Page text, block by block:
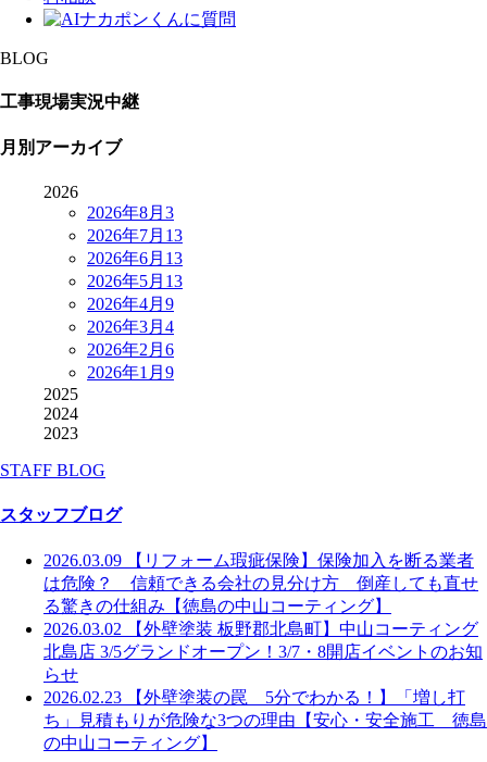
BLOG
工事現場実況中継
月別アーカイブ
2026
2026年8月 3
2026年7月 13
2026年6月 13
2026年5月 13
2026年4月 9
2026年3月 4
2026年2月 6
2026年1月 9
2025
2024
2023
STAFF BLOG
スタッフブログ
2026.03.09
【リフォーム瑕疵保険】保険加入を断る業者
は危険？ 信頼できる会社の見分け方 倒産しても直せ
る驚きの仕組み【徳島の中山コーティング】
2026.03.02
【外壁塗装 板野郡北島町】中山コーティング
北島店 3/5グランドオープン！3/7・8開店イベントのお知
らせ
2026.02.23
【外壁塗装の罠 5分でわかる！】「増し打
ち」見積もりが危険な3つの理由【安心・安全施工 徳島
の中山コーティング】